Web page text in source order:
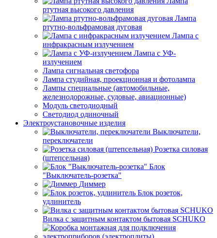
ртутная высокого давления
Лампа
ртутно-вольфрамовая дуговая
Лампа с
инфракрасным излучением
Лампа с УФ-
излучением
Лампа сигнальная светофора
Лампа студийная, проекционная и фотолампа
Лампы специальные (автомобильные,
железнодорожные, судовые, авиационные)
Модуль светодиодный
Светодиод одиночный
Электроустановочные изделия
Выключатели,
переключатели
Розетка силовая
(штепсельная)
Блок
"Выключатель-розетка"
Диммер
Блок розеток,
удлинитель
Вилка с защитным контактом бытовая SCHUKO